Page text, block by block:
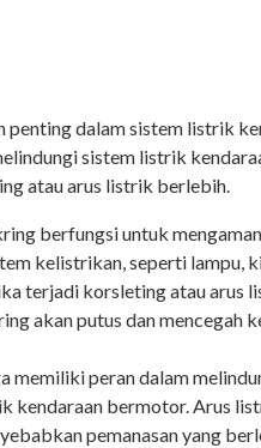
penting dalam sistem listrik
sistem listrik
atau arus listrik berlebih.
berfungsi untuk
kelistrikan, seperti lampu,
terjadi korsleting atau arus
akan putus dan mencegah
memiliki peran dalam
kendaraan bermotor. Arus
pemanasan yang